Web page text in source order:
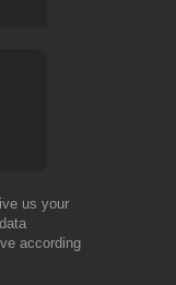
us your
according